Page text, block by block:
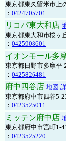
東京都東久留米市上
： 0424705701
リコパ東大和店
東京都東大和市桜ヶ
： 0425908601
イオンモール多
東京都日野市多摩平
： 0425826481
府中四谷店 地図
東京都府中市四谷5-
： 0423525011
ミッテン府中店
東京都府中市宮町1-
： 0423525220